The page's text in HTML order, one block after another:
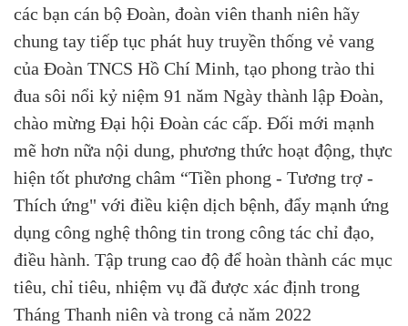
các bạn cán bộ Đoàn, đoàn viên thanh niên hãy
chung tay tiếp tục phát huy truyền thống vẻ vang
của Đoàn TNCS Hồ Chí Minh, tạo phong trào thi
đua sôi nổi kỷ niệm 91 năm Ngày thành lập Đoàn,
chào mừng Đại hội Đoàn các cấp. Đối mới mạnh
mẽ hơn nữa nội dung, phương thức hoạt động, thực
hiện tốt phương châm “Tiền phong - Tương trợ -
Thích ứng" với điều kiện dịch bệnh, đẩy mạnh ứng
dụng công nghệ thông tin trong công tác chỉ đạo,
điều hành. Tập trung cao độ để hoàn thành các mục
tiêu, chỉ tiêu, nhiệm vụ đã được xác định trong
Tháng Thanh niên và trong cả năm 2022